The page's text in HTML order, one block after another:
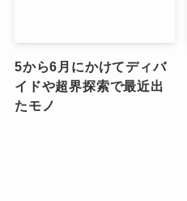
5から6月にかけてディバ
イドや超界探索で最近出
たモノ